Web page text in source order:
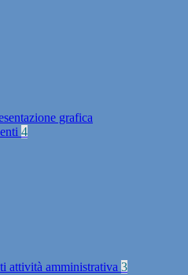
grafica
4
attività amministrativa 3